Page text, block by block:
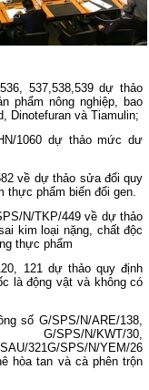
537,538,539 dự thảo
phẩm nông nghiệp, bao
Dinotefuran và Tiamulin;
1060 dự thảo mức dư
về dự thảo sửa đổi quy
thực phẩm biến đổi gen.
N/TKP/449 về dự thảo
kim loại nặng, chất độc
thực phẩm
121 dự thảo quy định
là động vật và không có
số G/SPS/N/ARE/138,
N/KWT/30,
321G/SPS/N/YEM/26
hòa tan và cà phên trộn